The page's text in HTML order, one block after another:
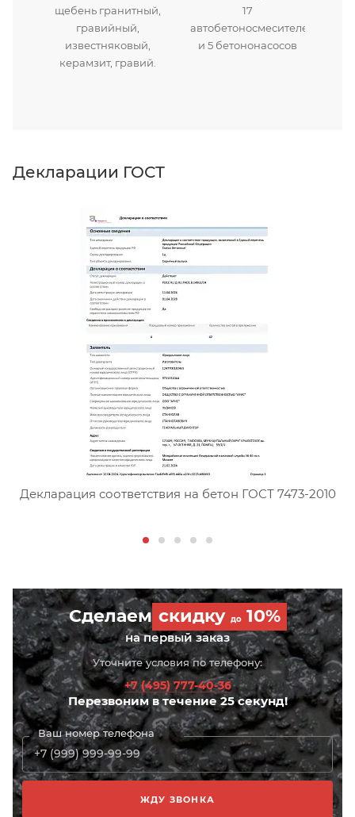
щебень гранитный,
гравийный,
известняковый,
керамзит, гравий.
17
автобетоносмесителей
и 5 бетононасосов
Декларации ГОСТ
Сертификат соответствия
Декларация соответствия на бетон ГОСТ 7473-2010
Сделаем скидку до10%
на первый заказ
Уточните условия по телефону:
+7 (495) 777-40-36
Перезвоним в течение 25 секунд!
Ваш номер телефона